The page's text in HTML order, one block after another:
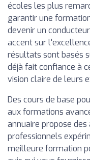
écoles les plus
garantir une
devenir un
accent sur
résultats sont basés
déjà fait confiance à
vision claire de leurs
Des cours de base
aux formations
annuaire propose
professionnels
meilleure formation